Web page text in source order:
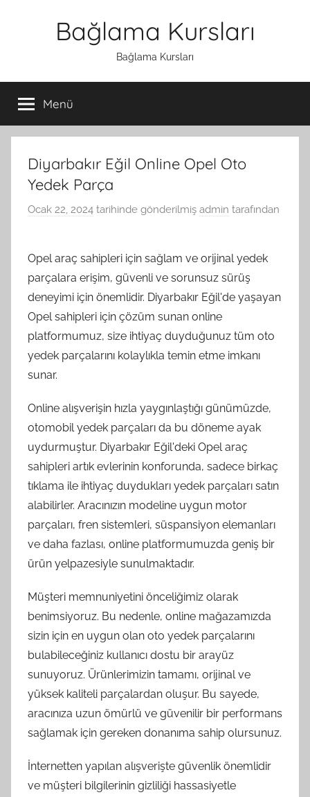
Bağlama Kursları
Bağlama Kursları
Menü
Diyarbakır Eğil Online Opel Oto
Yedek Parça
Ocak 22, 2024 tarihinde gönderilmiş admin tarafından
Opel araç sahipleri için sağlam ve orijinal yedek
parçalara erişim, güvenli ve sorunsuz sürüş
deneyimi için önemlidir. Diyarbakır Eğil'de yaşayan
Opel sahipleri için çözüm sunan online
platformumuz, size ihtiyaç duyduğunuz tüm oto
yedek parçalarını kolaylıkla temin etme imkanı
sunar.
Online alışverişin hızla yaygınlaştığı günümüzde,
otomobil yedek parçaları da bu döneme ayak
uydurmuştur. Diyarbakır Eğil'deki Opel araç
sahipleri artık evlerinin konforunda, sadece birkaç
tıklama ile ihtiyaç duydukları yedek parçaları satın
alabilirler. Aracınızın modeline uygun motor
parçaları, fren sistemleri, süspansiyon elemanları
ve daha fazlası, online platformumuzda geniş bir
ürün yelpazesiyle sunulmaktadır.
Müşteri memnuniyetini önceliğimiz olarak
benimsiyoruz. Bu nedenle, online mağazamızda
sizin için en uygun olan oto yedek parçalarını
bulabileceğiniz kullanıcı dostu bir arayüz
sunuyoruz. Ürünlerimizin tamamı, orijinal ve
yüksek kaliteli parçalardan oluşur. Bu sayede,
aracınıza uzun ömürlü ve güvenilir bir performans
sağlamak için gereken donanıma sahip olursunuz.
İnternetten yapılan alışverişte güvenlik önemlidir
ve müşteri bilgilerinin gizliliği hassasiyetle